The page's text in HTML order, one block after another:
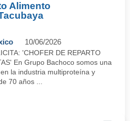
Alimento
10/06/2026
'CHOFER DE REPARTO
En Grupo Bachoco somos una
la industria multiproteína y
70 años ...